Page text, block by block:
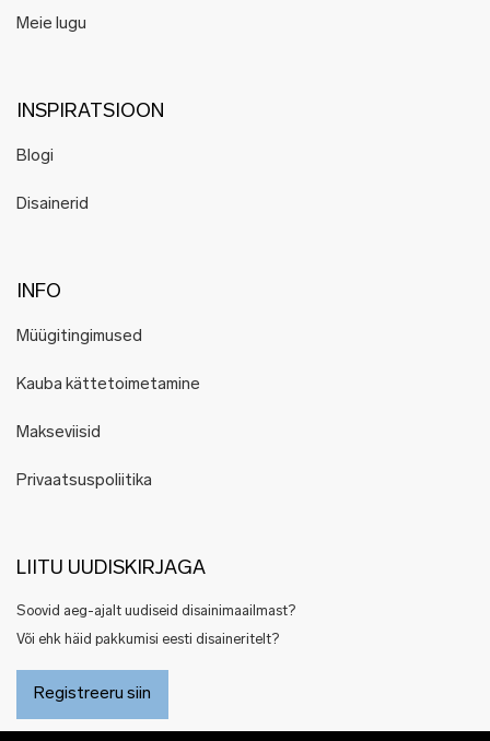
Meie lugu
INSPIRATSIOON
Blogi
Disainerid
INFO
Müügitingimused
Kauba kättetoimetamine
Makseviisid
Privaatsuspoliitika
LIITU UUDISKIRJAGA
Soovid aeg-ajalt uudiseid disainimaailmast?
Või ehk häid pakkumisi eesti disaineritelt?
Registreeru siin